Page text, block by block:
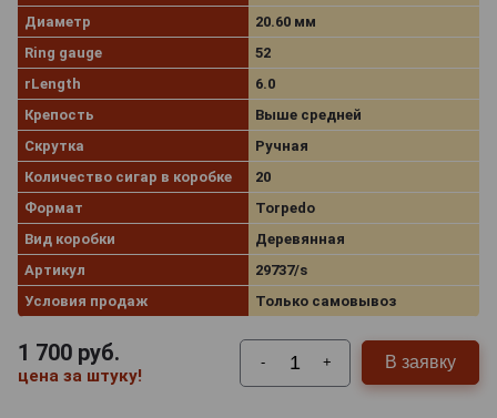
Диаметр
20.60 мм
Ring gauge
52
rLength
6.0
Крепость
Выше средней
Скрутка
Ручная
Количество сигар в коробке
20
Формат
Torpedo
Вид коробки
Деревянная
Артикул
29737/s
Условия продаж
Только самовывоз
1 700 руб.
цена за штуку!
- + В заявку